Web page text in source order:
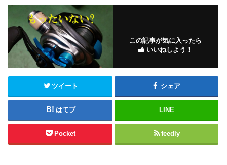
この記事が気に入ったら
いいねしよう！
ツイート シェア
はてブ LINE
Pocket feedly